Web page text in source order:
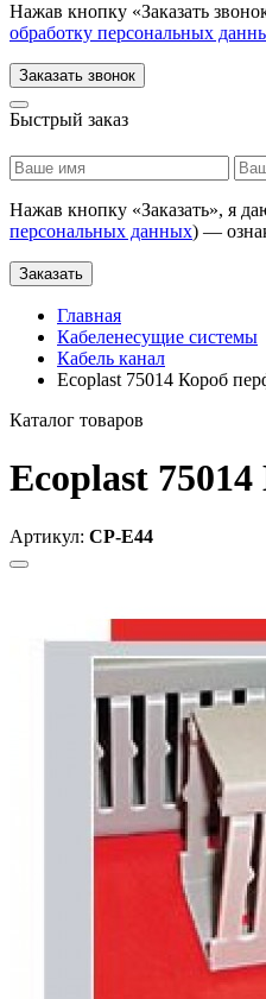
Нажав кнопку «Заказать
обработку персональных
Заказать звонок
Быстрый заказ
Нажав кнопку «Заказать», я
персональных данных) —
Заказать
Главная
Кабеленесущие системы
Кабель канал
Ecoplast 75014 Короб
Каталог товаров
Ecoplast
Артикул: CP-E44